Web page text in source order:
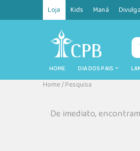
Loja Kids Maná
HOME DIA DOS PAIS
Home/Pesquisa
De imediato,